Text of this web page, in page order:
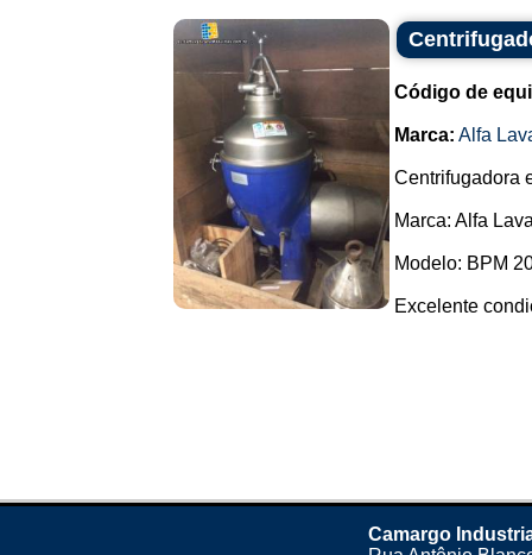
Código de
Marca: Alfa
Centrifugadora
Marca: Alfa
Modelo: BPM
Excelente
Camargo